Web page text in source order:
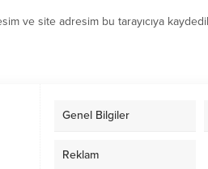
ve site adresim bu tarayıcıya
Genel Bilgiler
Reklam